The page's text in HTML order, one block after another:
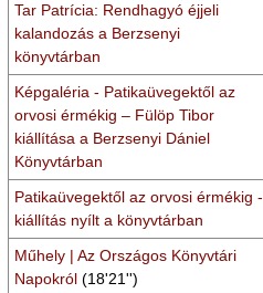
Tar Patrícia: Rendhagyó éjjeli
kalandozás a Berzsenyi
könyvtárban
Képgaléria - Patikaüvegektől az
orvosi érmékig – Fülöp Tibor
kiállítása a Berzsenyi Dániel
Könyvtárban
Patikaüvegektől az orvosi érmékig -
kiállítás nyílt a könyvtárban
Műhely | Az Országos Könyvtári
Napokról (18'21'')